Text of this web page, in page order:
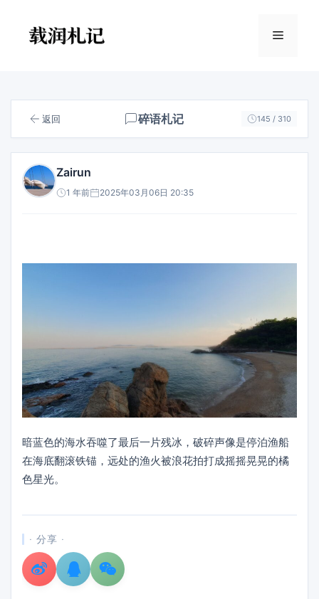
菜
返回 碎语札记 145 / 310
Zairun
1 年前 2025年03月06日 20:35
暗蓝色的海水吞噬了最后一片残冰，破碎声像是停泊渔船
在海底翻滚铁锚，远处的渔火被浪花拍打成摇摇晃晃的橘
色星光。
· 分享 ·